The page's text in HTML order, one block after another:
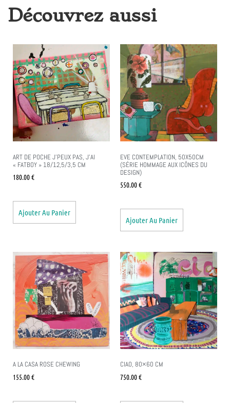
Découvrez aussi
ART DE POCHE J’PEUX PAS, J’AI
« FATBOY » 18/12,5/3,5 CM
180.00€
Ajouter Au Panier
EVE CONTEMPLATION, 50X50CM
(SÉRIE HOMMAGE AUX ICÔNES DU
DESIGN)
550.00€
Ajouter Au Panier
A LA CASA ROSE CHEWING
155.00€
CIAO, 80×60 CM
750.00€